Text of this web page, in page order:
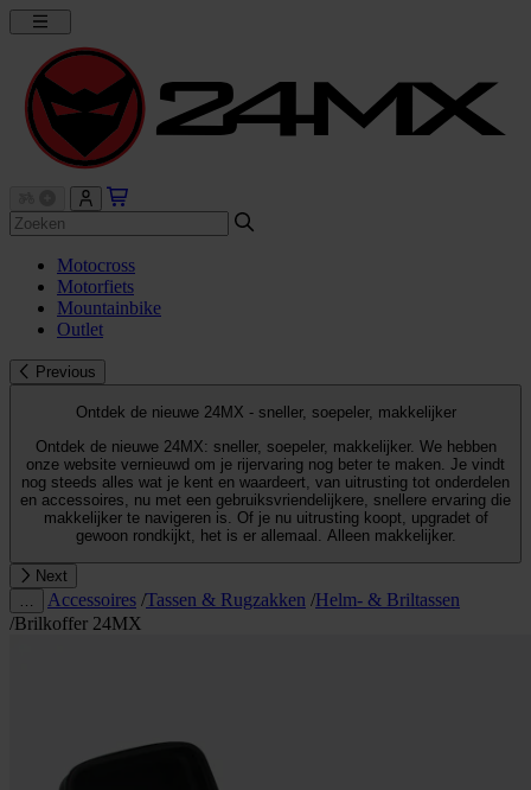
Motocross
Motorfiets
Mountainbike
Outlet
Previous
Ontdek de nieuwe 24MX - sneller, soepeler, makkelijker
Ontdek de nieuwe 24MX: sneller, soepeler, makkelijker. We hebben
onze website vernieuwd om je rijervaring nog beter te maken. Je vindt
nog steeds alles wat je kent en waardeert, van uitrusting tot onderdelen
en accessoires, nu met een gebruiksvriendelijkere, snellere ervaring die
makkelijker te navigeren is. Of je nu uitrusting koopt, upgradet of
gewoon rondkijkt, het is er allemaal. Alleen makkelijker.
Next
Accessoires /Tassen & Rugzakken /Helm- & Briltassen
/Brilkoffer 24MX